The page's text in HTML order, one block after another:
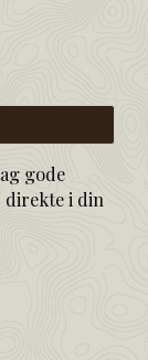
gode
direkte i din